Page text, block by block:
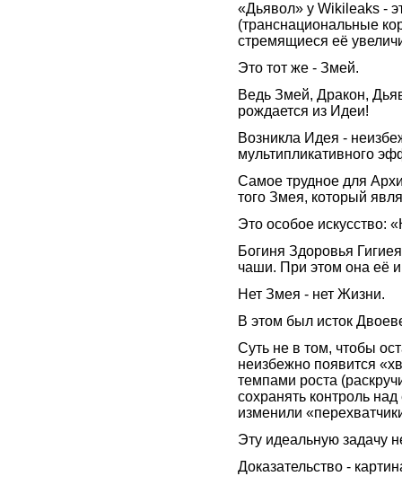
«Дьявол» у Wikileaks -
(транснациональные
стремящиеся её
Это тот же - Змей.
Ведь Змей, Дракон,
рождается из Идеи!
Возникла Идея -
мультипликативного
Самое трудное для
того Змея, который
Это особое искусство:
Богиня Здоровья
чаши. При этом она её и
Нет Змея - нет Жизни.
В этом был исток
Суть не в том, чтобы
неизбежно появится
темпами роста
сохранять контроль
изменили
Эту идеальную задачу
Доказательство -